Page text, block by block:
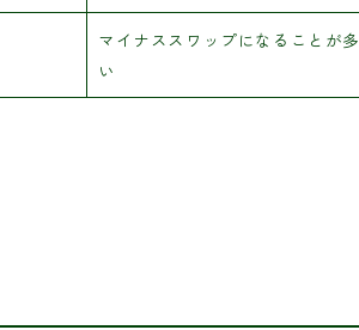
マイナススワップになることが多
い